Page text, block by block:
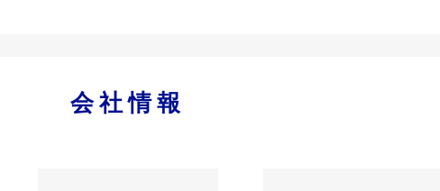
会社情報